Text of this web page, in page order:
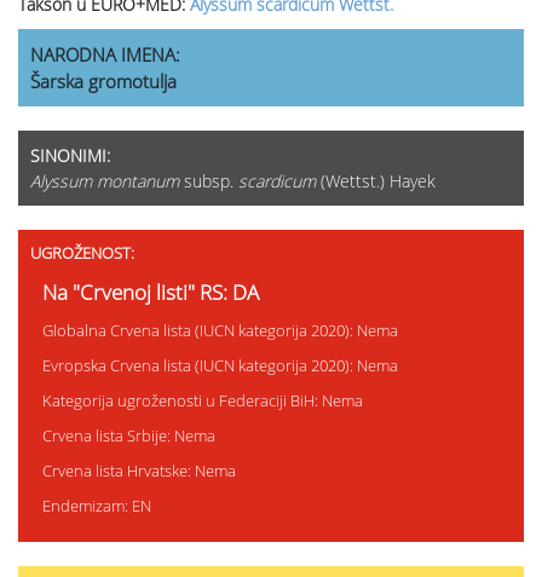
NARODNA IMENA:
Šarska gromotulja
SINONIMI:
Alyssum montanumsubsp. scardicum(Wettst.) Hayek
UGROŽENOST:
Na "Crvenoj listi" RS: DA
Globalna Crvena lista (IUCN kategorija 2020): Nema
Evropska Crvena lista (IUCN kategorija 2020): Nema
Kategorija ugroženosti u Federaciji BiH: Nema
Crvena lista Srbije: Nema
Crvena lista Hrvatske: Nema
Endemizam: EN